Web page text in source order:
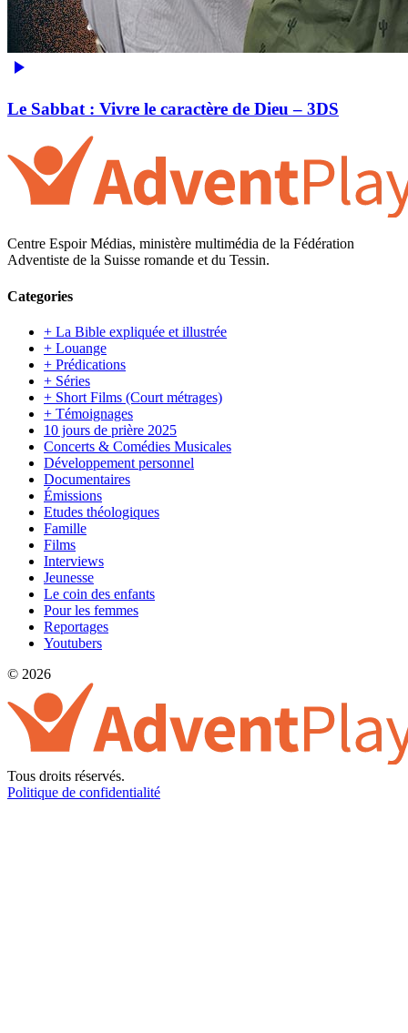
Le Sabbat : Vivre le caractère de Dieu – 3DS
Centre Espoir Médias, ministère multimédia de la Fédération
Adventiste de la Suisse romande et du Tessin.
Categories
+ La Bible expliquée et illustrée
+ Louange
+ Prédications
+ Séries
+ Short Films (Court métrages)
+ Témoignages
10 jours de prière 2025
Concerts & Comédies Musicales
Développement personnel
Documentaires
Émissions
Etudes théologiques
Famille
Films
Interviews
Jeunesse
Le coin des enfants
Pour les femmes
Reportages
Youtubers
© 2026
Tous droits réservés.
Politique de confidentialité